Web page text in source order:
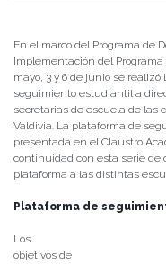
En el marco del Programa de
Implementación del
mayo, 3 y 6 de junio se
seguimiento estudiantil a
secretarias de escuela de las
Valdivia. La plataforma de
presentada en el Claustro
continuidad con esta serie de
plataforma a las distintas
Plataforma de
Los
objetivos de